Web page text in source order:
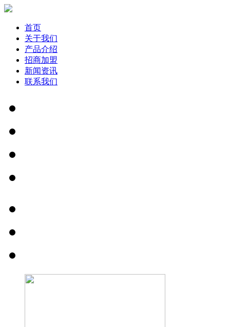
首页
关于我们
产品介绍
招商加盟
新闻资讯
联系我们